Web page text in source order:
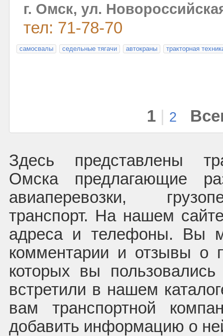
г. Омск, ул.
тел: 71-78-70
самосвалы седельные тягачи автокраны тракторная
1 2
Здесь представлены
Омска предлагающие
авиаперевозки,
транспорт. На нашем
адреса и телефоны. Вы
комментарии и отзывы о
которых вы
встретили в нашем
вам транспортной
добавить информацию о